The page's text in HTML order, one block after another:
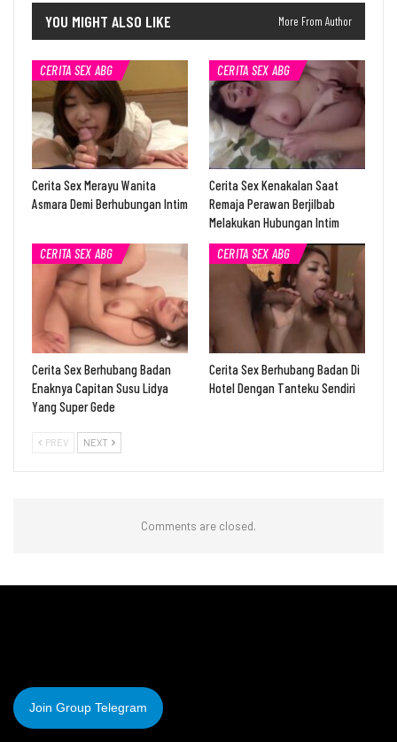
YOU MIGHT ALSO LIKE More From Author
CERITA SEX ABG
Cerita Sex Merayu Wanita
Asmara Demi Berhubungan Intim
CERITA SEX ABG
Cerita Sex Kenakalan Saat
Remaja Perawan Berjilbab
Melakukan Hubungan Intim
CERITA SEX ABG
Cerita Sex Berhubang Badan
Enaknya Capitan Susu Lidya
Yang Super Gede
CERITA SEX ABG
Cerita Sex Berhubang Badan Di
Hotel Dengan Tanteku Sendiri
PREV NEXT
Comments are closed.
Join Group Telegram